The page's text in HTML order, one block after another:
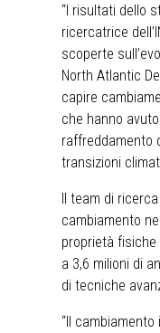
“I risultati dello
ricercatrice
scoperte
North Atlantic
capire
che hanno
raffreddamento
transizioni
Il team di
cambiamento
proprietà
a 3,6 milioni di
di tecniche
“Il